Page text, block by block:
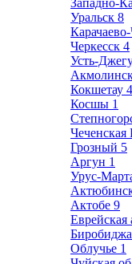
Западно-
Уральск 8
Черкесск 4
Усть-
Кокшетау 4
Косшы 1
Чеченская
Грозный 5
Аргун 1
Урус-
Актобе 9
Еврейская
Облучье 1